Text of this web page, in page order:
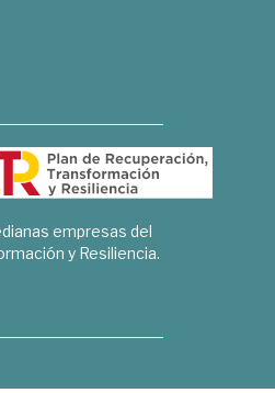
empresas del
y Resiliencia.